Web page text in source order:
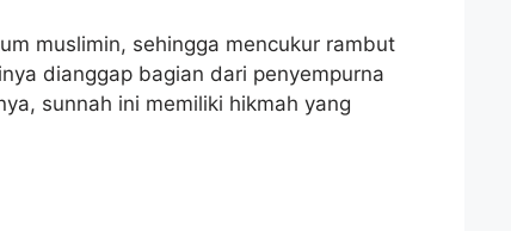
muslimin, sehingga mencukur rambut
dianggap bagian dari penyempurna
sunnah ini memiliki hikmah yang